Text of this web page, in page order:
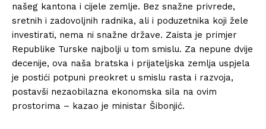
našeg kantona i cijele zemlje. Bez snažne privrede,
sretnih i zadovoljnih radnika, ali i poduzetnika koji žele
investirati, nema ni snažne države. Zaista je primjer
Republike Turske najbolji u tom smislu. Za nepune dvije
decenije, ova naša bratska i prijateljska zemlja uspjela
je postići potpuni preokret u smislu rasta i razvoja,
postavši nezaobilazna ekonomska sila na ovim
prostorima – kazao je ministar Šibonjić.